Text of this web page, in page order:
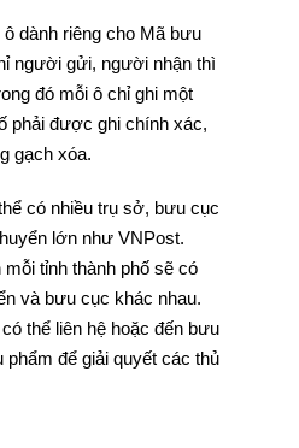
dành riêng cho Mã bưu
người gửi, người nhận thì
đó mỗi ô chỉ ghi một
phải được ghi chính xác,
gạch xóa.
có nhiều trụ sở, bưu cục
lớn như VNPost.
mỗi tỉnh thành phố sẽ có
và bưu cục khác nhau.
thể liên hệ hoặc đến bưu
để giải quyết các thủ